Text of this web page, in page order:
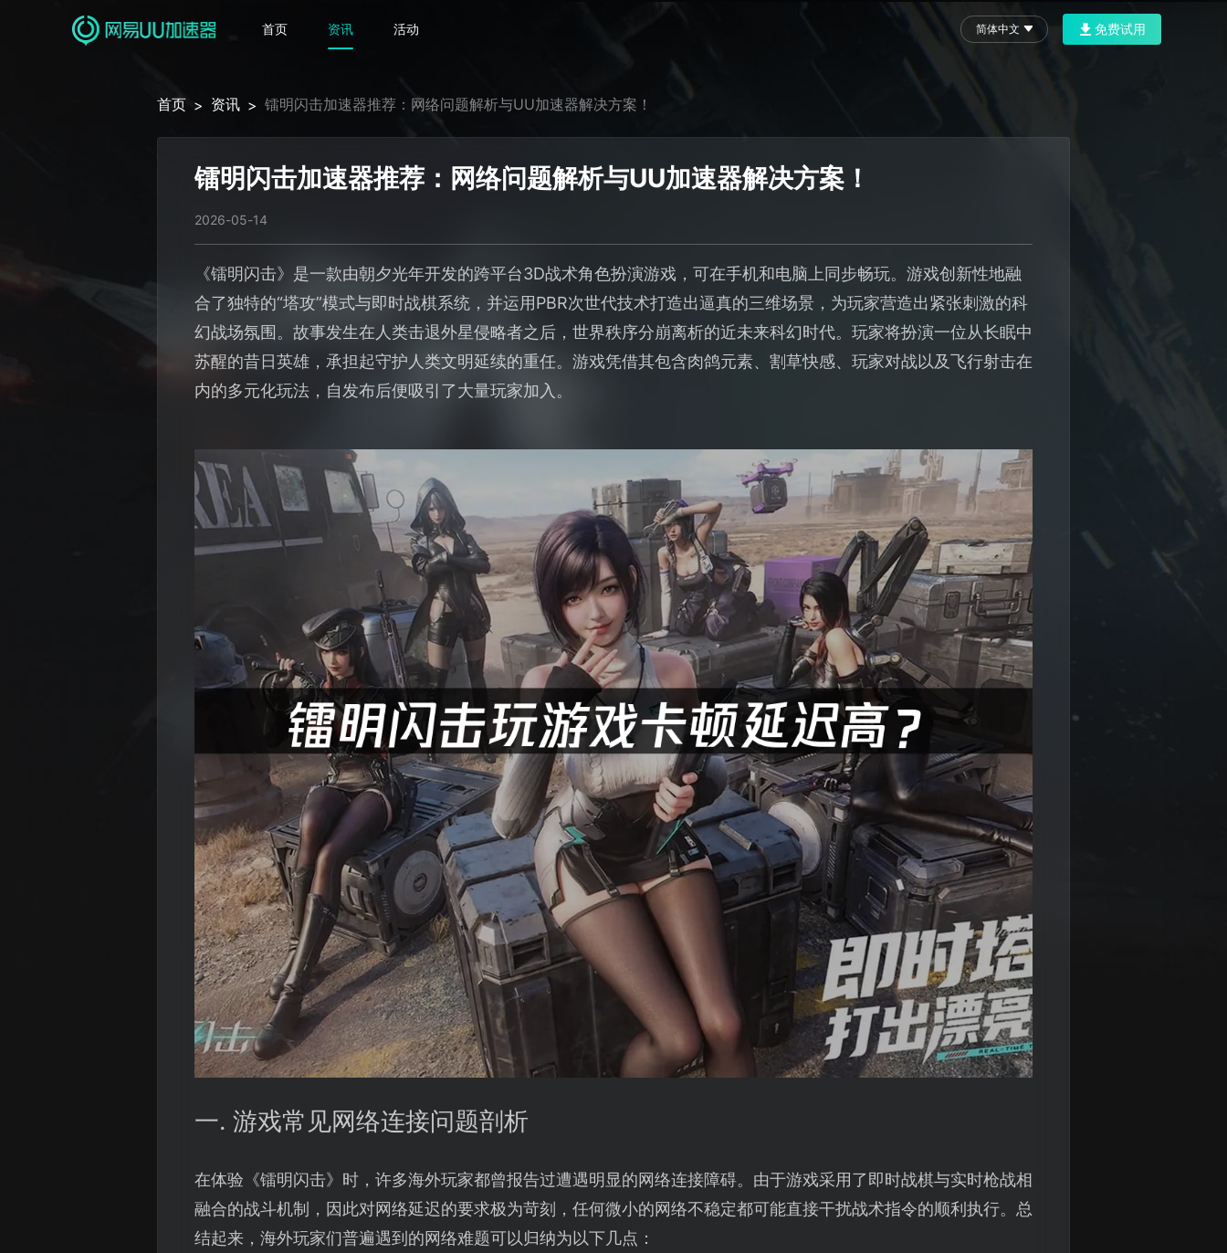
首页 资讯 活动 简体中文 免费试用
首页 > 资讯 > 镭明闪击加速器推荐：网络问题解析与UU加速器解决方案！
镭明闪击加速器推荐：网络问题解析与UU加速器解决方案！
2026-05-14
《镭明闪击》是一款由朝夕光年开发的跨平台3D战术角色扮演游戏，可在手机和电脑上同步畅玩。游戏创新性地融
合了独特的“塔攻”模式与即时战棋系统，并运用PBR次世代技术打造出逼真的三维场景，为玩家营造出紧张刺激的科
幻战场氛围。故事发生在人类击退外星侵略者之后，世界秩序分崩离析的近未来科幻时代。玩家将扮演一位从长眠中
苏醒的昔日英雄，承担起守护人类文明延续的重任。游戏凭借其包含肉鸽元素、割草快感、玩家对战以及飞行射击在
内的多元化玩法，自发布后便吸引了大量玩家加入。
一. 游戏常见网络连接问题剖析
在体验《镭明闪击》时，许多海外玩家都曾报告过遭遇明显的网络连接障碍。由于游戏采用了即时战棋与实时枪战相
融合的战斗机制，因此对网络延迟的要求极为苛刻，任何微小的网络不稳定都可能直接干扰战术指令的顺利执行。总
结起来，海外玩家们普遍遇到的网络难题可以归纳为以下几点：